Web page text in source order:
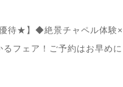
待★】◆絶景チャペル体験
フェア！ご予約はお早めに